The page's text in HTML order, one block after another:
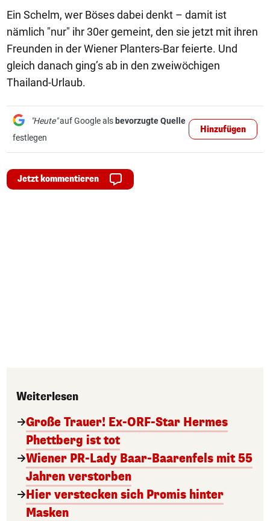
Ein Schelm, wer Böses dabei denkt – damit ist
nämlich "nur" ihr 30er gemeint, den sie jetzt mit ihren
Freunden in der Wiener Planters-Bar feierte. Und
gleich danach ging’s ab in den zweiwöchigen
Thailand-Urlaub.
"Heute"auf Google als bevorzugte Quelle
festlegen
Hinzufügen
Jetzt kommentieren
Weiterlesen
Große Trauer! Ex-ORF-Star Hermes
Phettberg ist tot
Wiener PR-Lady Baar-Baarenfels mit 55
Jahren verstorben
Hier verstecken sich Promis hinter
Masken